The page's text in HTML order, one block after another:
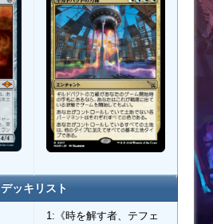
デッキリスト
1:《時を解す者、テフェ